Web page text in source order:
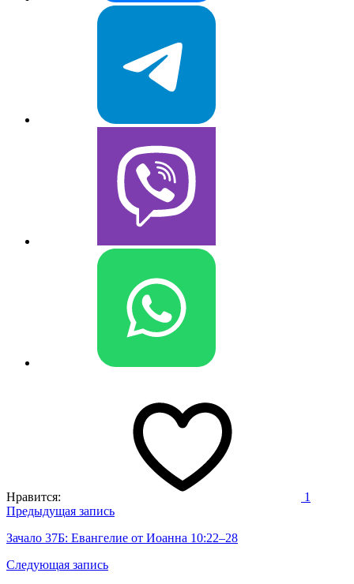
Нравится: 1
Навигация
по
записям
Предыдущая запись
Зачало 37Б: Евангелие от Иоанна 10:22–28
Следующая запись